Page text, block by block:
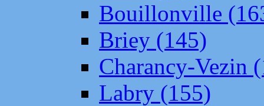
Bouillonville
Briey (145)
Charancy-Vezin
Labry (155)